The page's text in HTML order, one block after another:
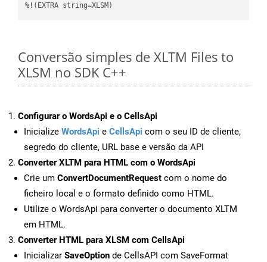
%!(EXTRA string=XLSM)
Conversão simples de XLTM Files to
XLSM no SDK C++
Configurar o WordsApi e o CellsApi
Inicialize WordsApi e CellsApi com o seu ID de cliente,
segredo do cliente, URL base e versão da API
Converter XLTM para HTML com o WordsApi
Crie um ConvertDocumentRequest com o nome do
ficheiro local e o formato definido como HTML.
Utilize o WordsApi para converter o documento XLTM
em HTML.
Converter HTML para XLSM com CellsApi
Inicializar SaveOption de CellsAPI com SaveFormat